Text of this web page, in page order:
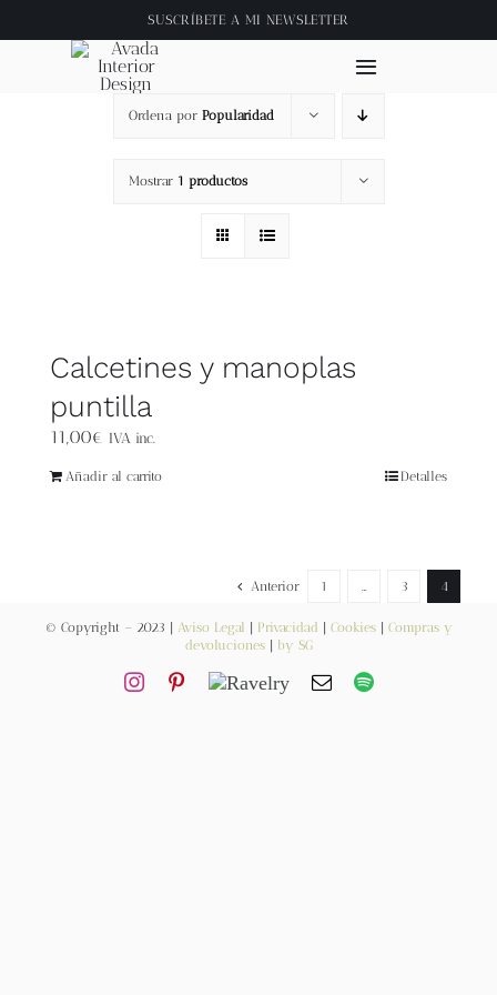
al
contenido
SUSCRÍBETE A MI NEWSLETTER
Toggle
Navigation
Carrito
Ordena por Popularidad
Mostrar 1 productos
Calcetines y manoplas
puntilla
11,00€ IVA inc.
Añadir al carrito Detalles
Anterior 1 … 3 4
© Copyright – 2023 | Aviso Legal Privacidad Cookies| Compras y
devoluciones| by SG